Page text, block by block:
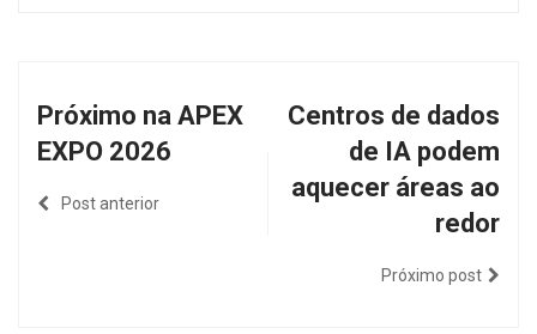
Próximo na APEX
EXPO 2026
Post anterior
Centros de dados
de IA podem
aquecer áreas ao
redor
Próximo post